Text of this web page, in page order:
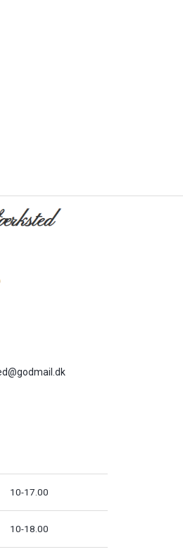
10-17.00
10-18.00